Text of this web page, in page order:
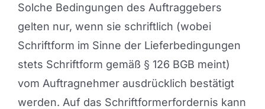
Solche Bedingungen des Auftraggebers
gelten nur, wenn sie schriftlich (wobei
Schriftform im Sinne der Lieferbedingungen
stets Schriftform gemäß § 126 BGB meint)
vom Auftragnehmer ausdrücklich bestätigt
werden. Auf das Schriftformerfordernis kann